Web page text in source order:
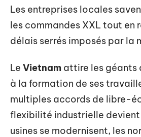
Les entreprises locales
les commandes XXL tout en
délais serrés imposés par la
Le Vietnam attire les géants
à la formation de ses
multiples accords de libre-
flexibilité industrielle devient
usines se modernisent, les